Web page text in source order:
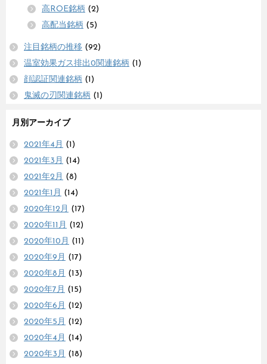
高ROE銘柄 (2)
高配当銘柄 (5)
注目銘柄の推移 (92)
温室効果ガス排出0関連銘柄 (1)
顔認証関連銘柄 (1)
鬼滅の刃関連銘柄 (1)
月別アーカイブ
2021年4月 (1)
2021年3月 (14)
2021年2月 (8)
2021年1月 (14)
2020年12月 (17)
2020年11月 (12)
2020年10月 (11)
2020年9月 (17)
2020年8月 (13)
2020年7月 (15)
2020年6月 (12)
2020年5月 (12)
2020年4月 (14)
2020年3月 (18)